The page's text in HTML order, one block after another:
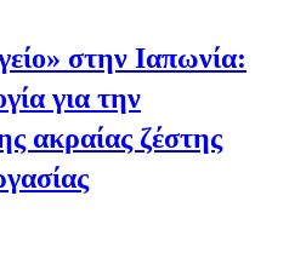
στην Ιαπωνία:
για την
ακραίας ζέστης